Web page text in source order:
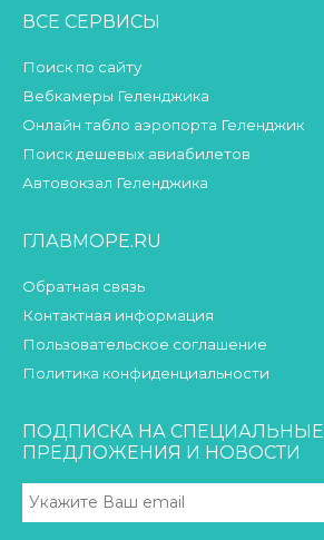
ВСЕ СЕРВИСЫ
Поиск по сайту
Вебкамеры Геленджика
Онлайн табло аэропорта Геленджик
Поиск дешевых авиабилетов
Автовокзал Геленджика
ГЛАВМОРЕ.RU
Обратная связь
Контактная информация
Пользовательское соглашение
Политика конфиденциальности
ПОДПИСКА НА СПЕЦИАЛЬНЫЕ
ПРЕДЛОЖЕНИЯ И НОВОСТИ